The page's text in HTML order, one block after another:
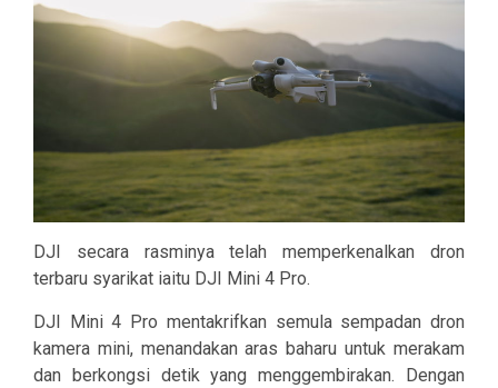
DJI secara rasminya telah memperkenalkan dron
terbaru syarikat iaitu DJI Mini 4 Pro.
DJI Mini 4 Pro mentakrifkan semula sempadan dron
kamera mini, menandakan aras baharu untuk merakam
dan berkongsi detik yang menggembirakan. Dengan